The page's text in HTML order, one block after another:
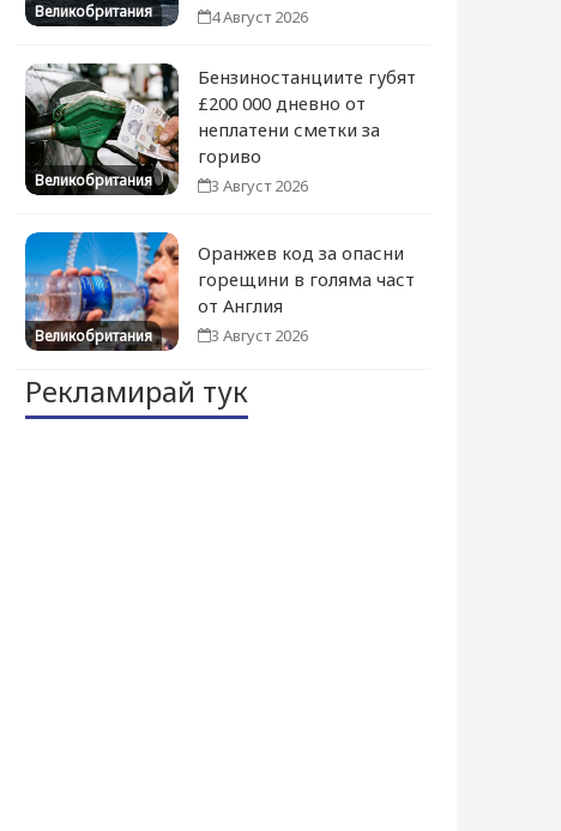
Великобритания 4 Август 2026
Великобритания
Бензиностанциите губят
£200 000 дневно от
неплатени сметки за
гориво
3 Август 2026
Великобритания
Оранжев код за опасни
горещини в голяма част
от Англия
3 Август 2026
Рекламирай тук